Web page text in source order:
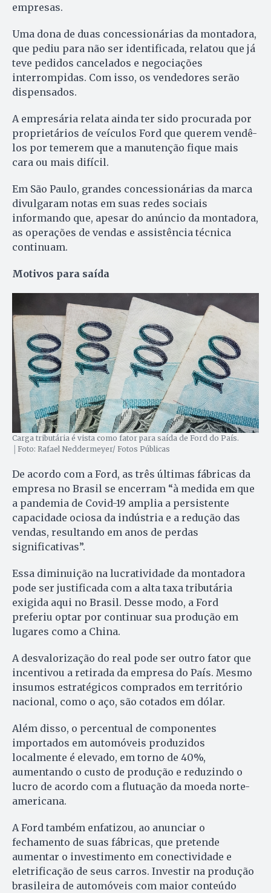
empresas.
Uma dona de duas concessionárias da montadora,
que pediu para não ser identificada, relatou que já
teve pedidos cancelados e negociações
interrompidas. Com isso, os vendedores serão
dispensados.
A empresária relata ainda ter sido procurada por
proprietários de veículos Ford que querem vendê-
los por temerem que a manutenção fique mais
cara ou mais difícil.
Em São Paulo, grandes concessionárias da marca
divulgaram notas em suas redes sociais
informando que, apesar do anúncio da montadora,
as operações de vendas e assistência técnica
continuam.
Motivos para saída
Carga tributária é vista como fator para saída de Ford do País.
│Foto: Rafael Neddermeyer/ Fotos Públicas
De acordo com a Ford, as três últimas fábricas da
empresa no Brasil se encerram “à medida em que
a pandemia de Covid-19 amplia a persistente
capacidade ociosa da indústria e a redução das
vendas, resultando em anos de perdas
significativas”.
Essa diminuição na lucratividade da montadora
pode ser justificada com a alta taxa tributária
exigida aqui no Brasil. Desse modo, a Ford
preferiu optar por continuar sua produção em
lugares como a China.
A desvalorização do real pode ser outro fator que
incentivou a retirada da empresa do País. Mesmo
insumos estratégicos comprados em território
nacional, como o aço, são cotados em dólar.
Além disso, o percentual de componentes
importados em automóveis produzidos
localmente é elevado, em torno de 40%,
aumentando o custo de produção e reduzindo o
lucro de acordo com a flutuação da moeda norte-
americana.
A Ford também enfatizou, ao anunciar o
fechamento de suas fábricas, que pretende
aumentar o investimento em conectividade e
eletrificação de seus carros. Investir na produção
brasileira de automóveis com maior conteúdo